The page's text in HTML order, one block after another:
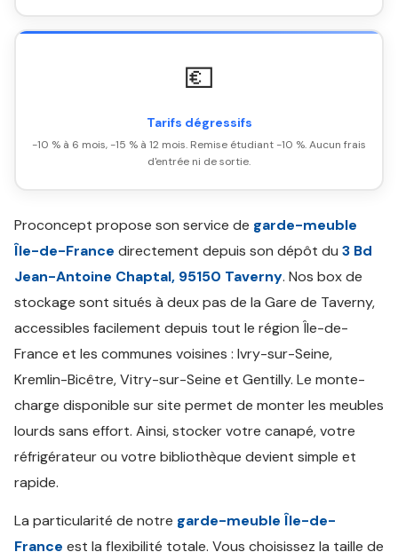
💶
Tarifs dégressifs
-10 % à 6 mois, -15 % à 12 mois. Remise étudiant -10 %. Aucun frais
d'entrée ni de sortie.
Proconcept propose son service de garde-meuble
Île-de-France directement depuis son dépôt du 3 Bd
Jean-Antoine Chaptal, 95150 Taverny. Nos box de
stockage sont situés à deux pas de la Gare de Taverny,
accessibles facilement depuis tout le région Île-de-
France et les communes voisines : Ivry-sur-Seine,
Kremlin-Bicêtre, Vitry-sur-Seine et Gentilly. Le monte-
charge disponible sur site permet de monter les meubles
lourds sans effort. Ainsi, stocker votre canapé, votre
réfrigérateur ou votre bibliothèque devient simple et
rapide.
La particularité de notre garde-meuble Île-de-
France est la flexibilité totale. Vous choisissez la taille de